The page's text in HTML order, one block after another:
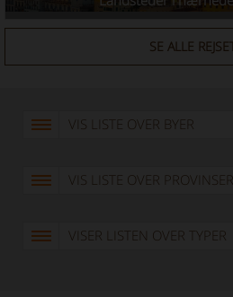
SE ALLE
VIS LISTE OVER BYER
VIS LISTE OVER PROVINSER
VISER LISTEN OVER TYPER